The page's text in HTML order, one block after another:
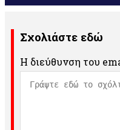
Σχολιάστε εδώ
Η διεύθυνση του